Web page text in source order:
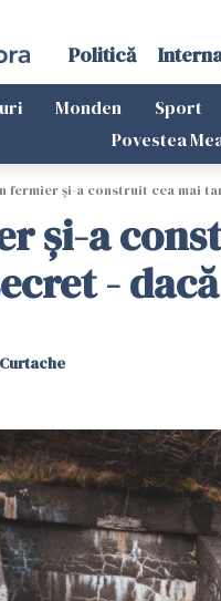
Politică
Monden Sport
Povestea
fermier și-a construit cea mai
și-a
-